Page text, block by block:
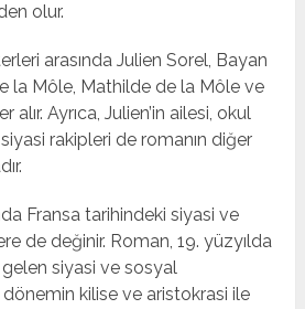
olur.
arasında Julien Sorel, Bayan
la Môle, Mathilde de la Môle ve
alır. Ayrıca, Julien’in ailesi, okul
rakipleri de romanın diğer
Fransa tarihindeki siyasi ve
de değinir. Roman, 19. yüzyılda
gelen siyasi ve sosyal
kilise ve aristokrasi ile